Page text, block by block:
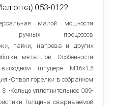
053-0122
малой мощности
ручных процессов
пайки, нагрева и других
металлов. Особенности
штуцере М16х1,5
•Ствол горелки в собранном
•Кольцо уплотнительное 009-
Толщина свариваемой